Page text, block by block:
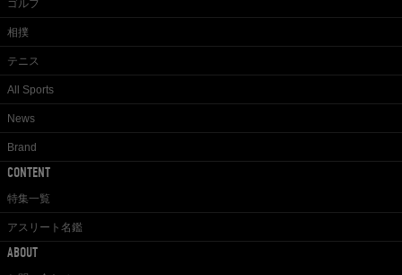
ゴルフ
相撲
テニス
All Sports
News
Brand
CONTENT
特集一覧
アスリート名鑑
ABOUT